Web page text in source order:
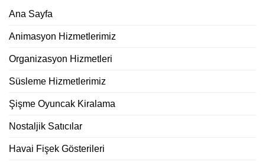
Ana Sayfa
Animasyon Hizmetlerimiz
Organizasyon Hizmetleri
Süsleme Hizmetlerimiz
Şişme Oyuncak Kiralama
Nostaljik Satıcılar
Havai Fişek Gösterileri